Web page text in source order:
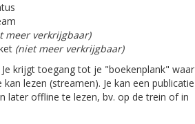
meer verkrijgbaar)
(niet meer verkrijgbaar)
krijgt toegang tot je "boekenplank" waar
lezen (streamen). Je kan een publicatie
later offline te lezen, bv. op de trein of in